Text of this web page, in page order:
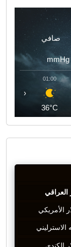
صافي
mmHg
01:00
36°C
‹